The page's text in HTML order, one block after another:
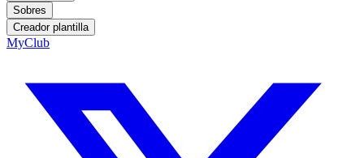
Sobres
Creador plantilla
MyClub